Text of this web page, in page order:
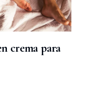
crema para